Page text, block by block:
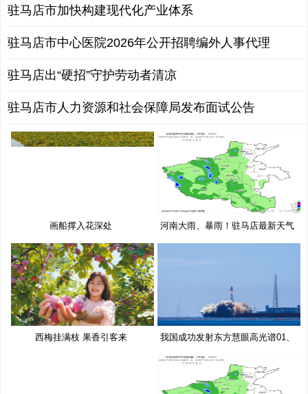
驻马店市加快构建现代化产业体系
驻马店市中心医院2026年公开招聘编外人事代理
驻马店出“硬招”守护劳动者清凉
驻马店市人力资源和社会保障局发布面试公告
画船撑入花深处
河南大雨、暴雨！驻马店最新天气
预
西梅挂满枝 果香引客来
我国成功发射东方慧眼高光谱01、